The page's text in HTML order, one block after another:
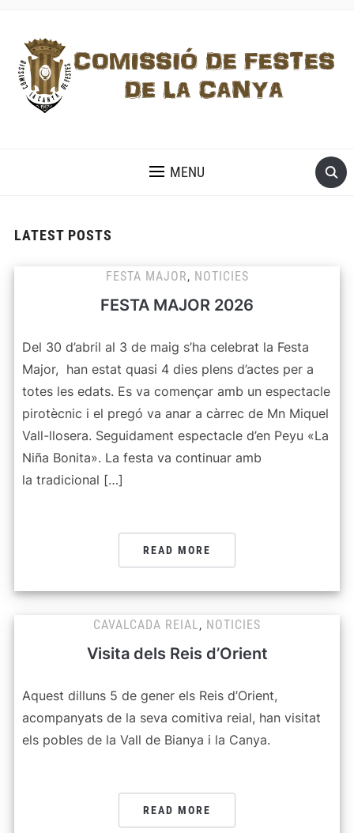
MENU
LATEST POSTS
FESTA MAJOR, NOTICIES
FESTA MAJOR 2026
Del 30 d’abril al 3 de maig s’ha celebrat la Festa
Major, han estat quasi 4 dies plens d’actes per a
totes les edats. Es va començar amb un espectacle
pirotècnic i el pregó va anar a càrrec de Mn Miquel
Vall-llosera. Seguidament espectacle d’en Peyu «La
Niña Bonita». La festa va continuar amb
la tradicional […]
READ MORE
CAVALCADA REIAL, NOTICIES
Visita dels Reis d’Orient
Aquest dilluns 5 de gener els Reis d’Orient,
acompanyats de la seva comitiva reial, han visitat
els pobles de la Vall de Bianya i la Canya.
READ MORE